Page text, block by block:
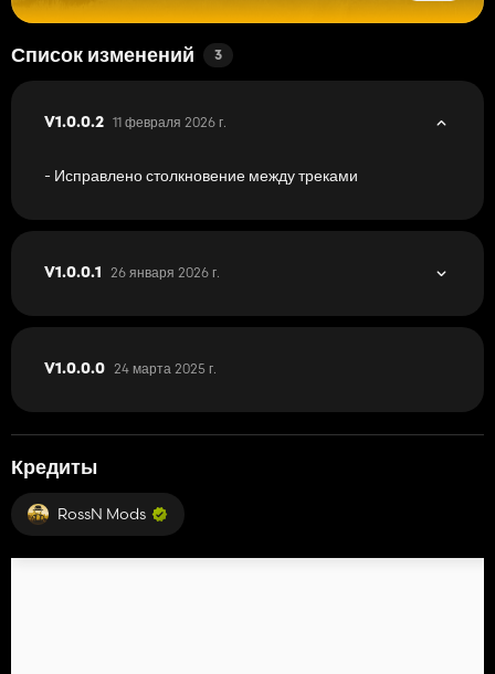
Список изменений 3
V1.0.0.2 11 февраля 2026 г.
- Исправлено столкновение между треками
V1.0.0.1 26 января 2026 г.
V1.0.0.0 24 марта 2025 г.
Кредиты
RossN Mods